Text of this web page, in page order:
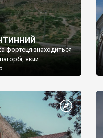
фортеця знаходиться
який